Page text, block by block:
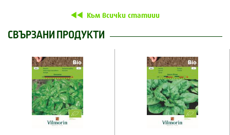
Към всички статиии
СВЪРЗАНИ ПРОДУКТИ